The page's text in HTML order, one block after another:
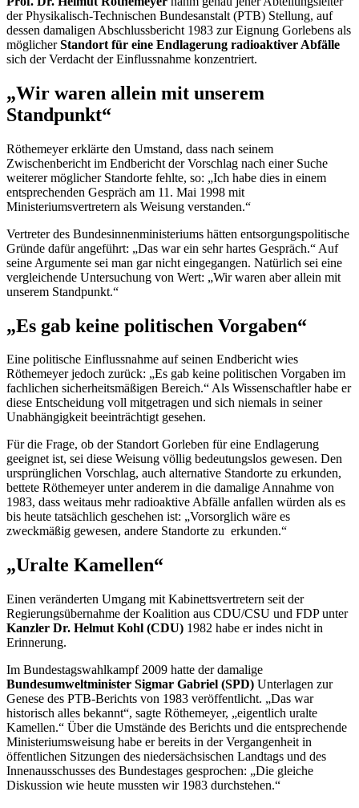
der Physikalisch-Technischen Bundesanstalt (PTB) Stellung, auf
dessen damaligen Abschlussbericht 1983 zur Eignung Gorlebens als
möglicherStandort für eine Endlagerung radioaktiver Abfälle
sich der Verdacht der Einflussnahme konzentriert.
„Wir waren allein mit unserem
Standpunkt“
Röthemeyer erklärte den Umstand, dass nach seinem
Zwischenbericht im Endbericht der Vorschlag nach einer Suche
weiterer möglicher Standorte fehlte, so: „Ich habe dies in einem
entsprechenden Gespräch am 11. Mai 1998 mit
Ministeriumsvertretern als Weisung verstanden.“
Vertreter des Bundesinnenministeriums hätten entsorgungspolitische
Gründe dafür angeführt: „Das war ein sehr hartes Gespräch.“ Auf
seine Argumente sei man gar nicht eingegangen. Natürlich sei eine
vergleichende Untersuchung von Wert: „Wir waren aber allein mit
unserem Standpunkt.“
„Es gab keine politischen Vorgaben“
Eine politische Einflussnahme auf seinen Endbericht wies
Röthemeyer jedoch zurück: „Es gab keine politischen Vorgaben im
fachlichen sicherheitsmäßigen Bereich.“ Als Wissenschaftler habe er
diese Entscheidung voll mitgetragen und sich niemals in seiner
Unabhängigkeit beeinträchtigt gesehen.
Für die Frage, ob der Standort Gorleben für eine Endlagerung
geeignet ist, sei diese Weisung völlig bedeutungslos gewesen. Den
ursprünglichen Vorschlag, auch alternative Standorte zu erkunden,
bettete Röthemeyer unter anderem in die damalige Annahme von
1983, dass weitaus mehr radioaktive Abfälle anfallen würden als es
bis heute tatsächlich geschehen ist: „Vorsorglich wäre es
zweckmäßig gewesen, andere Standorte zu erkunden.“
„Uralte Kamellen“
Einen veränderten Umgang mit Kabinettsvertretern seit der
Regierungsübernahme der Koalition aus CDU/CSU und FDP unter
Kanzler Dr. Helmut Kohl (CDU) 1982 habe er indes nicht in
Erinnerung.
Im Bundestagswahlkampf 2009 hatte der damalige
Bundesumweltminister Sigmar Gabriel (SPD) Unterlagen zur
Genese des PTB-Berichts von 1983 veröffentlicht. „Das war
historisch alles bekannt“, sagte Röthemeyer, „eigentlich uralte
Kamellen.“ Über die Umstände des Berichts und die entsprechende
Ministeriumsweisung habe er bereits in der Vergangenheit in
öffentlichen Sitzungen des niedersächsischen Landtags und des
Innenausschusses des Bundestages gesprochen: „Die gleiche
Diskussion wie heute mussten wir 1983 durchstehen.“